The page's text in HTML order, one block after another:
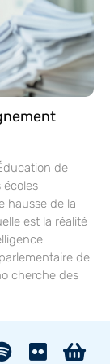
de
écoles
hausse de la
est la réalité
de
cherche des